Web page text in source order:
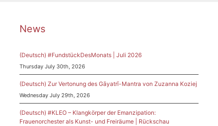
News
(Deutsch) #FundstückDesMonats | Juli 2026
Thursday July 30th, 2026
(Deutsch) Zur Vertonung des Gāyatrī-Mantra von Zuzanna Koziej
Wednesday July 29th, 2026
(Deutsch) #KLEO – Klangkörper der Emanzipation:
Frauenorchester als Kunst- und Freiräume | Rückschau